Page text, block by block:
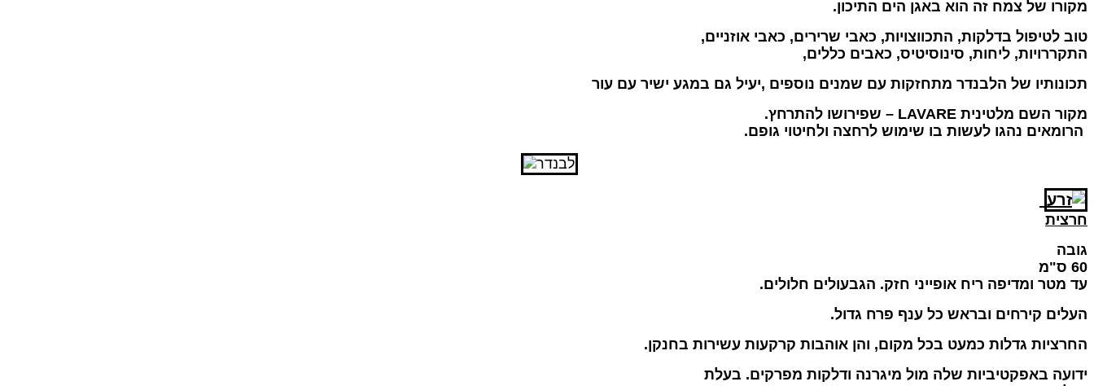
מקורו של צמח זה הוא באגן הים התיכון.
טוב לטיפול בדלקות, התכווצויות, כאבי שרירים, כאבי אוזניים,
התקררויות, ליחות, סינוסיטיס, כאבים כללים,
תכונותיו של הלבנדר מתחזקות עם שמנים נוספים ,יעיל גם במגע ישיר עם עור
מקור השם מלטינית – LAVARE שפירושו להתרחץ.
הרומאים נהגו לעשות בו שימוש לרחצה ולחיטוי גופם.
חרצית
גובה
60 ס"מ
עד מטר ומדיפה ריח אופייני חזק. הגבעולים חלולים.
העלים קירחים ובראש כל ענף פרח גדול.
החרציות גדלות כמעט בכל מקום, והן אוהבות קרקעות עשירות בחנקן.
ידועה באפקטיביות שלה מול מיגרנה ודלקות מפרקים. בעלת